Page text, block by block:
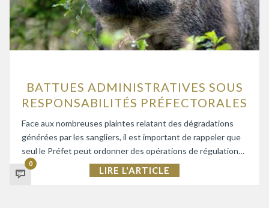
BATTUES ADMINISTRATIVES SOUS
RESPONSABILITÉS PRÉFECTORALES
Face aux nombreuses plaintes relatant des dégradations
générées par les sangliers, il est important de rappeler que
seul le Préfet peut ordonner des opérations de régulation…
0
LIRE L'ARTICLE